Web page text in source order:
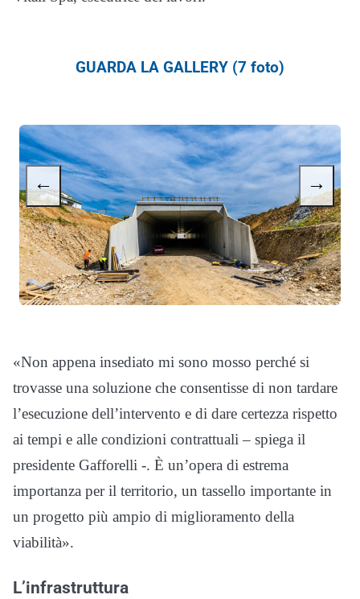
GUARDA LA GALLERY (7 foto)
← →
«Non appena insediato mi sono mosso perché si
trovasse una soluzione che consentisse di non tardare
l’esecuzione dell’intervento e di dare certezza rispetto
ai tempi e alle condizioni contrattuali – spiega il
presidente Gafforelli -. È un’opera di estrema
importanza per il territorio, un tassello importante in
un progetto più ampio di miglioramento della
viabilità».
L’infrastruttura